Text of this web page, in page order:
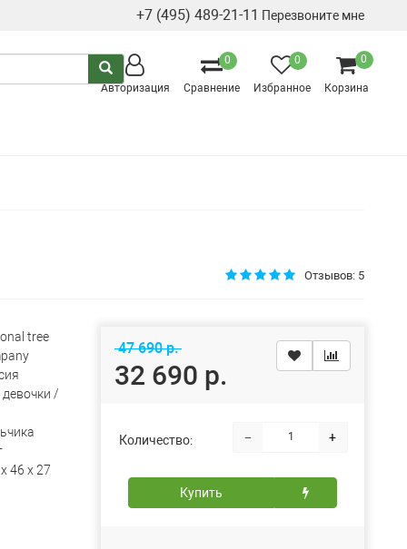
+7 (495) 489-21-11 Перезвоните мне
Авторизация
0
Сравнение
0
Избранное
0
Корзина
Отзывов: 5
tree
/
46 х 27
47 690 р.
32 690 р.
Количество: − +
Купить